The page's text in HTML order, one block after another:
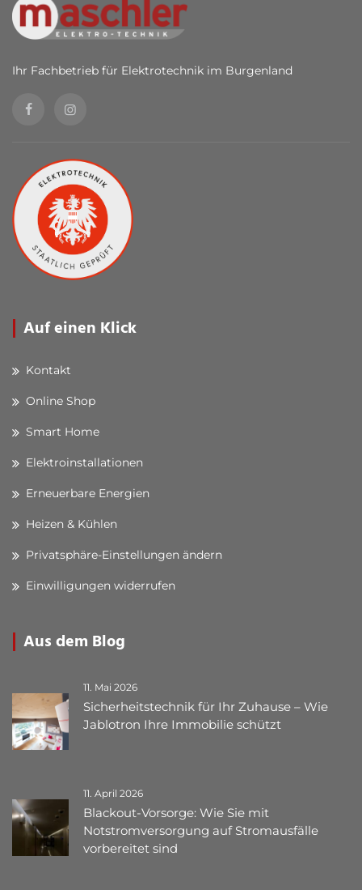
Ihr Fachbetrieb für Elektrotechnik im Burgenland
Auf einen Klick
Kontakt
Online Shop
Smart Home
Elektroinstallationen
Erneuerbare Energien
Heizen & Kühlen
Privatsphäre-Einstellungen ändern
Einwilligungen widerrufen
Aus dem Blog
11. Mai 2026
Sicherheitstechnik für Ihr Zuhause – Wie
Jablotron Ihre Immobilie schützt
11. April 2026
Blackout-Vorsorge: Wie Sie mit
Notstromversorgung auf Stromausfälle
vorbereitet sind